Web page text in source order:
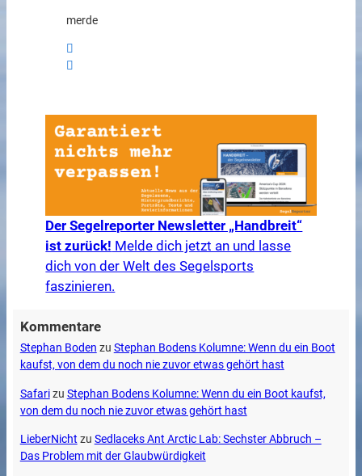
merde
Der Segelreporter Newsletter „Handbreit“
ist zurück! Melde dich jetzt an und lasse
dich von der Welt des Segelsports
faszinieren.
Kommentare
Stephan Boden zu Stephan Bodens Kolumne: Wenn du ein Boot
kaufst, von dem du noch nie zuvor etwas gehört hast
Safarizu Stephan Bodens Kolumne: Wenn du ein Boot kaufst,
von dem du noch nie zuvor etwas gehört hast
LieberNicht zu Sedlaceks Ant Arctic Lab: Sechster Abbruch –
Das Problem mit der Glaubwürdigkeit